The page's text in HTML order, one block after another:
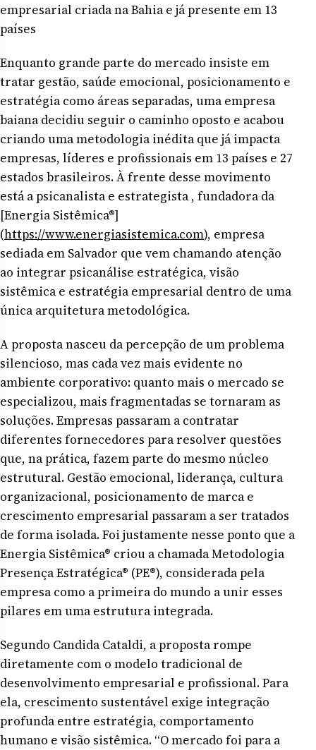
empresarial criada na Bahia e já presente em 13
países
Enquanto grande parte do mercado insiste em
tratar gestão, saúde emocional, posicionamento e
estratégia como áreas separadas, uma empresa
baiana decidiu seguir o caminho oposto e acabou
criando uma metodologia inédita que já impacta
empresas, líderes e profissionais em 13 países e 27
estados brasileiros. À frente desse movimento
está a psicanalista e estrategista , fundadora da
[Energia Sistêmica®]
(https://www.energiasistemica.com), empresa
sediada em Salvador que vem chamando atenção
ao integrar psicanálise estratégica, visão
sistêmica e estratégia empresarial dentro de uma
única arquitetura metodológica.
A proposta nasceu da percepção de um problema
silencioso, mas cada vez mais evidente no
ambiente corporativo: quanto mais o mercado se
especializou, mais fragmentadas se tornaram as
soluções. Empresas passaram a contratar
diferentes fornecedores para resolver questões
que, na prática, fazem parte do mesmo núcleo
estrutural. Gestão emocional, liderança, cultura
organizacional, posicionamento de marca e
crescimento empresarial passaram a ser tratados
de forma isolada. Foi justamente nesse ponto que a
Energia Sistêmica® criou a chamada Metodologia
Presença Estratégica® (PE®), considerada pela
empresa como a primeira do mundo a unir esses
pilares em uma estrutura integrada.
Segundo Candida Cataldi, a proposta rompe
diretamente com o modelo tradicional de
desenvolvimento empresarial e profissional. Para
ela, crescimento sustentável exige integração
profunda entre estratégia, comportamento
humano e visão sistêmica. “O mercado foi para a